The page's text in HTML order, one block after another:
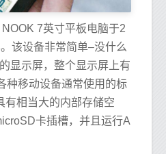
7英寸平板电脑于2
该设备非常简单–没什么
显示屏，整个显示屏上有
种移动设备通常使用的标
有相当大的内部存储空
卡插槽，并且运行A